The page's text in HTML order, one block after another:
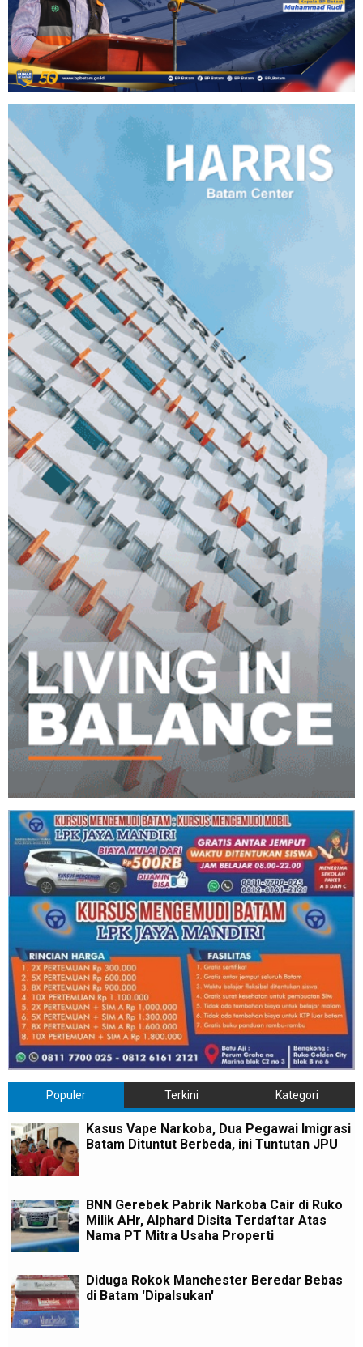
Populer Terkini Kategori
Kasus Vape Narkoba, Dua Pegawai Imigrasi
Batam Dituntut Berbeda, ini Tuntutan JPU
BNN Gerebek Pabrik Narkoba Cair di Ruko
Milik AHr, Alphard Disita Terdaftar Atas
Nama PT Mitra Usaha Properti
Diduga Rokok Manchester Beredar Bebas
di Batam 'Dipalsukan'